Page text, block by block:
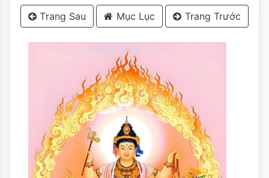
Trang Sau Mục Lục Trang Trước